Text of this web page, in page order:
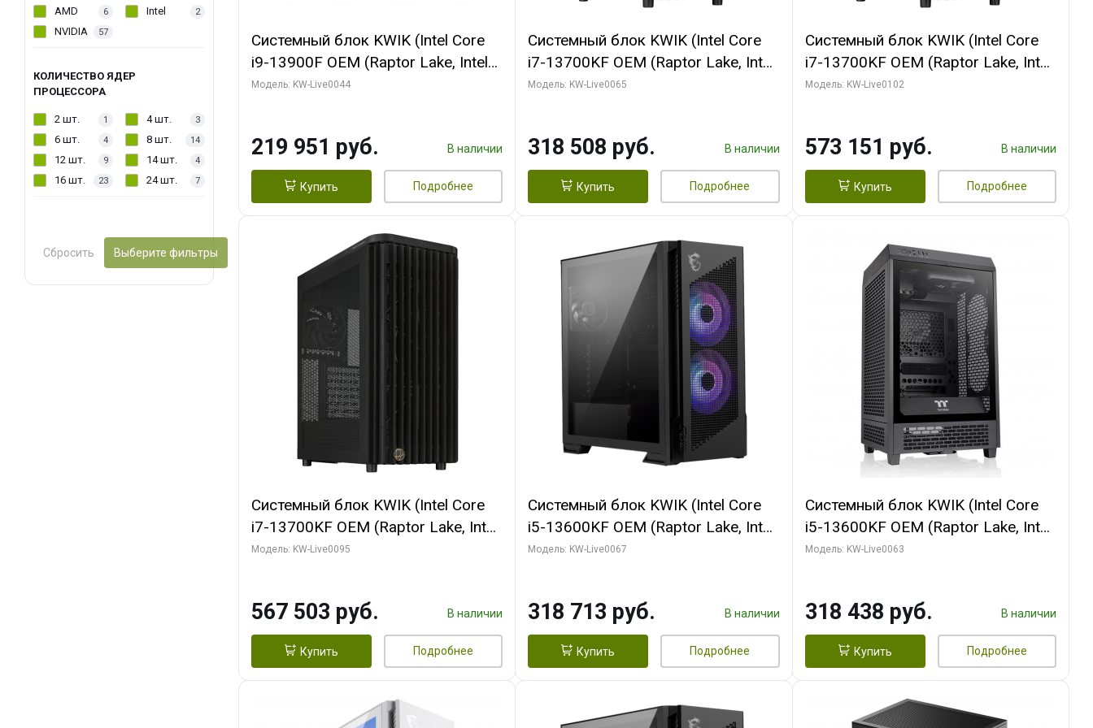
AMD 6 Intel 2
NVIDIA 57
КОЛИЧЕСТВО ЯДЕР
ПРОЦЕССОРА
2 шт. 1 4 шт. 3
6 шт. 4 8 шт. 14
12 шт. 9 14 шт. 4
16 шт. 23 24 шт. 7
Сбросить Выберите фильтры
Системный блок KWIK (Intel Core
i9-13900F OEM (Raptor Lake, Intel
7, Efficient-co/ 32 ГБ ОЗУ (2
HD/ 512 ГБ SSD)
Модель: KW-Live0044
219 951 руб. В наличии
Купить Подробнее
Системный блок KWIK (Intel Core
i7-13700KF OEM (Raptor Lake, Intel
7, C16 8EC/8PC/ 64 ГБ ОЗУ (2
2/ 1 ТБ SSD)
Модель: KW-Live0065
318 508 руб. В наличии
Купить Подробнее
Системный блок KWIK (Intel Core
i7-13700KF OEM (Raptor Lake, Intel
7, C16 8EC/8PC/ 32 ГБ ОЗУ (2
Turbo/ 960 ГБ SSD)
Модель: KW-Live0102
573 151 руб. В наличии
Купить Подробнее
Системный блок KWIK (Intel Core
i7-13700KF OEM (Raptor Lake, Intel
7, C16 8EC/8PC/ 32 ГБ ОЗУ (2
Turbo/ 512 ГБ SSD)
Модель: KW-Live0095
567 503 руб. В наличии
Купить Подробнее
Системный блок KWIK (Intel Core
i5-13600KF OEM (Raptor Lake, Intel
7, C14 8EC/6PC/ 64 ГБ ОЗУ/ Palit
SSD)
Модель: KW-Live0067
318 713 руб. В наличии
Купить Подробнее
Системный блок KWIK (Intel Core
i5-13600KF OEM (Raptor Lake, Intel
7, C14 8EC/6PC/ 64 ГБ ОЗУ/ MSI
SSD)
Модель: KW-Live0063
318 438 руб. В наличии
Купить Подробнее